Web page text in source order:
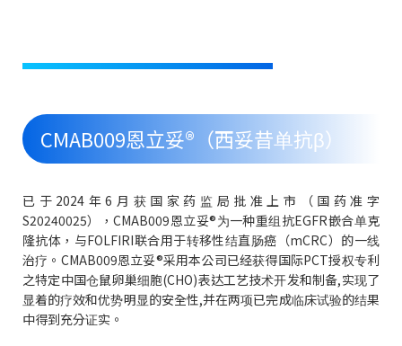
CMAB009恩立妥®（西妥昔单抗β）
已于2024年6月获国家药监局批准上市（国药准字
S20240025），CMAB009恩立妥®为一种重组抗EGFR嵌合单克
隆抗体，与FOLFIRI联合用于转移性结直肠癌（mCRC）的一线
治疗。CMAB009恩立妥®采用本公司已经获得国际PCT授权专利
之特定中国仓鼠卵巢细胞(CHO)表达工艺技术开发和制备,实现了
显着的疗效和优势明显的安全性,并在两项已完成临床试验的结果
中得到充分证实。